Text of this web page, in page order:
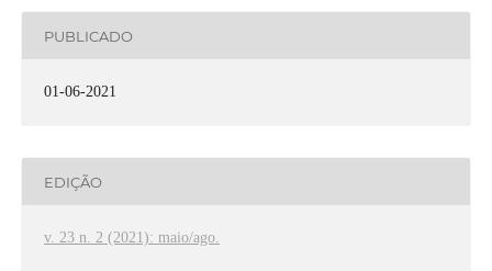
PUBLICADO
01-06-2021
EDIÇÃO
v. 23 n. 2 (2021): maio/ago.